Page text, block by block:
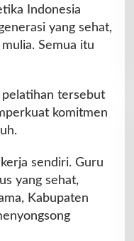
Indonesia
yang sehat,
Semua itu
pelatihan tersebut
komitmen
sendiri. Guru
yang sehat,
Kabupaten